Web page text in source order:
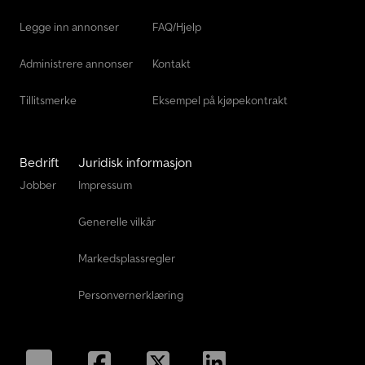
Sennebogen 355 E
Legge inn annonser
Administrere annonser
Tillitsmerke
FAQ/Hjelp
Kontakt
Eksempel på kjøpekontrakt
Bedrift
Jobber
Juridisk informasjon
Impressum
Generelle vilkår
Markedsplassregler
Personvernerklæring